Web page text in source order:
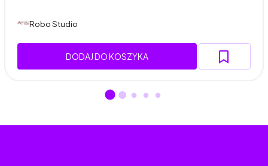
Robo Studio
DODAJ DO KOSZYKA